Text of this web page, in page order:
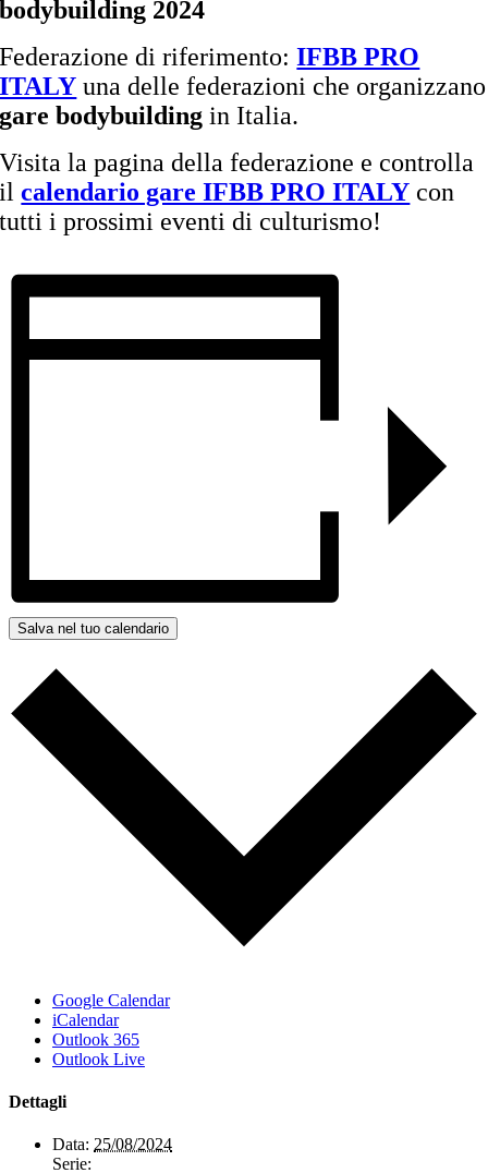
bodybuilding 2024
Federazione di riferimento:IFBB PRO
ITALY una delle federazioni che organizzano
gare bodybuildingin Italia.
Visita la pagina della federazione e controlla
ilcalendario gare IFBB PRO ITALY con
tutti i prossimi eventi di culturismo!
Salva nel tuo calendario
Google Calendar
iCalendar
Outlook 365
Outlook Live
Dettagli
Data: 25/08/2024
Serie: